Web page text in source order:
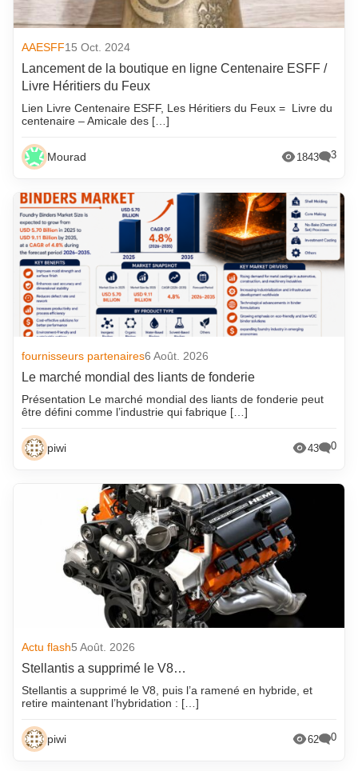
AAESFF15 Oct. 2024
Lancement de la boutique en ligne Centenaire ESFF /
Livre Héritiers du Feux
Lien Livre Centenaire ESFF, Les Héritiers du Feux = Livre du
centenaire – Amicale des […]
Mourad 1843 3
fournisseurs partenaires6 Août. 2026
Le marché mondial des liants de fonderie
Présentation Le marché mondial des liants de fonderie peut
être défini comme l’industrie qui fabrique […]
piwi 43 0
Actu flash5 Août. 2026
Stellantis a supprimé le V8…
Stellantis a supprimé le V8, puis l’a ramené en hybride, et
retire maintenant l’hybridation : […]
piwi 62 0